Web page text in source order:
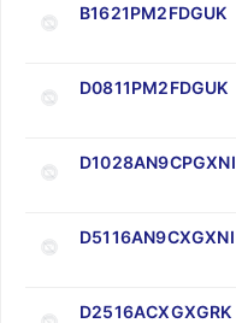
B1621PM2FDGUK
D0811PM2FDGUK
D1028AN9CPGXNI
D5116AN9CXGXNI
D2516ACXGXGRK